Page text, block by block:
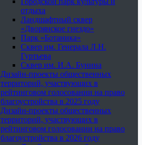
отдыха
Ландшафтный сквер
«Дворянское гнездо»
Парк «Ботаника»
Сквер им. Генерала Л.Н.
Гуртьева
Сквер им. И.А. Бунина
Дизайн-проекты общественных
территорий, участвующих в
рейтинговом голосовании на право
благоустройства в 2025 году
Дизайн-проекты общественных
территорий, участвующих в
рейтинговом голосовании на право
благоустройства в 2026 году